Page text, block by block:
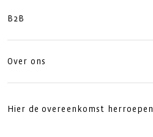
B2B
Over ons
Hier de overeenkomst herroepen